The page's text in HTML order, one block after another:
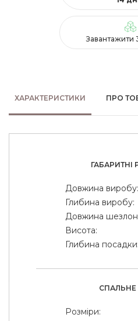
Завантажити
ХАРАКТЕРИСТИКИ ПРО
ГАБАРИТНІ
Довжина виробу:
Глибина виробу:
Довжина
Висота:
Глибина посадки:
СПАЛЬНЕ
Розміри: